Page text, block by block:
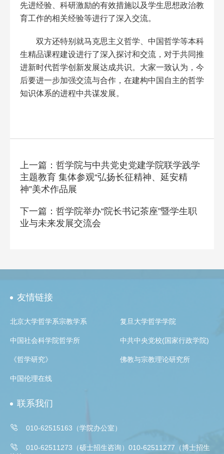
先进经验、科研激励的有效措施以及学生思想政治教
育工作的相关经验等进行了深入交流。
双方还特别就马克思主义哲学、中国哲学等本科
生精品课程建设进行了深入探讨和交流，对于共同推
进新时代哲学创新发展达成共识。大家一致认为，今
后要进一步加强交流与合作，在建构中国自主的哲学
知识体系的进程中共谋发展。
上一篇：哲学院与中共党史党建学院联学践学
主题教育 集体参观“弘扬长征精神、延安精
神”美术作品展
下一篇：哲学院举办“院长书记茶座”暨学生职
业与未来发展交流会
友情链接
北京大学哲学系宗教学系 复旦大学哲学学院
中国社会科学院哲学所 中共中央党校(国家行政学院)
《哲学研究》 佛教与宗教理论研究所
中国伦理在线
联系我们
 010-62515163（学院办公室）

010-62511273（硕士招生咨询）010-62511277（博士招生